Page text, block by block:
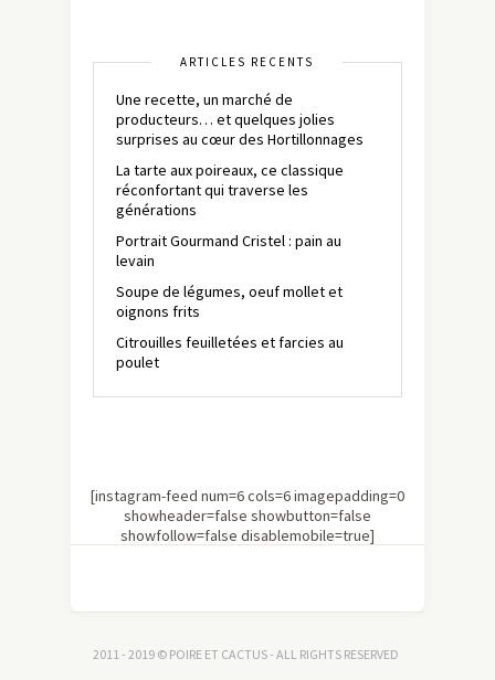
ARTICLES RÉCENTS
Une recette, un marché de
producteurs… et quelques jolies
surprises au cœur des Hortillonnages
La tarte aux poireaux, ce classique
réconfortant qui traverse les
générations
Portrait Gourmand Cristel : pain au
levain
Soupe de légumes, oeuf mollet et
oignons frits
Citrouilles feuilletées et farcies au
poulet
[instagram-feed num=6 cols=6 imagepadding=0
showheader=false showbutton=false
showfollow=false disablemobile=true]
2011 - 2019 © POIRE ET CACTUS - ALL RIGHTS RESERVED